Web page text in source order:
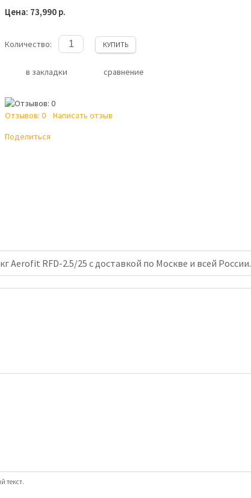
Цена: 73,990 р.
Количество: КУПИТЬ
в закладки сравнение
Отзывов: 0
Написать отзыв
Поделиться
Aerofit RFD-2.5/25 с доставкой по Москве и всей России.
текст.